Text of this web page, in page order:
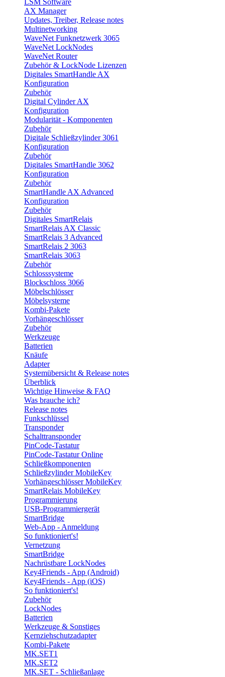
AX Manager
Updates, Treiber, Release notes
Multinetworking
WaveNet Funknetzwerk 3065
WaveNet LockNodes
WaveNet Router
Zubehör & LockNode Lizenzen
Digitales SmartHandle AX
Konfiguration
Zubehör
Digital Cylinder AX
Konfiguration
Modularität - Komponenten
Zubehör
Digitale Schließzylinder 3061
Konfiguration
Zubehör
Digitales SmartHandle 3062
Konfiguration
Zubehör
SmartHandle AX Advanced
Konfiguration
Zubehör
Digitales SmartRelais
SmartRelais AX Classic
SmartRelais 3 Advanced
SmartRelais 2 3063
SmartRelais 3063
Zubehör
Schlosssysteme
Blockschloss 3066
Möbelschlösser
Möbelsysteme
Kombi-Pakete
Vorhängeschlösser
Zubehör
Werkzeuge
Batterien
Knäufe
Adapter
Systemübersicht & Release notes
Überblick
Wichtige Hinweise & FAQ
Was brauche ich?
Release notes
Funkschlüssel
Transponder
Schalttransponder
PinCode-Tastatur
PinCode-Tastatur Online
Schließkomponenten
Schließzylinder MobileKey
Vorhängeschlösser MobileKey
SmartRelais MobileKey
Programmierung
USB-Programmiergerät
SmartBridge
Web-App - Anmeldung
So funktioniert's!
Vernetzung
SmartBridge
Nachrüstbare LockNodes
Key4Friends - App (Android)
Key4Friends - App (iOS)
So funktioniert's!
Zubehör
LockNodes
Batterien
Werkzeuge & Sonstiges
Kernziehschutzadapter
Kombi-Pakete
MK.SET1
MK.SET2
MK.SET - Schließanlage